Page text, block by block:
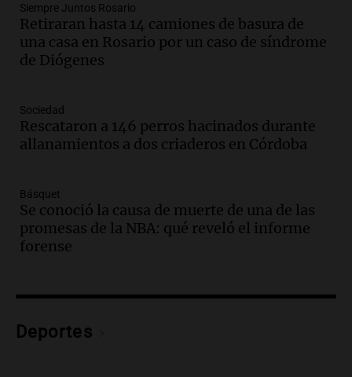
Audio.Recomendaciones de vino
bonarda para disfrutar el fin de semana
en Mendoza
Panorama Federal
Audio.
en la Sociedad Rural de Bulaya con
actividades para toda la familia
Audio.
edificios y una casa del estudiante para
jóvenes de la región
Panorama Federal
Audio.Preparativos finales para la gran
Bulaya este sábado
Siempre Juntos Rosario
Retiraran hasta 14 camiones de basura de
una casa en Rosario por un caso de síndrome
de Diógenes
Sociedad
Rescataron a 146 perros hacinados durante
allanamientos a dos criaderos en Córdoba
Básquet
Se conoció la causa de muerte de una de las
promesas de la NBA: qué reveló el informe
forense
Deportes